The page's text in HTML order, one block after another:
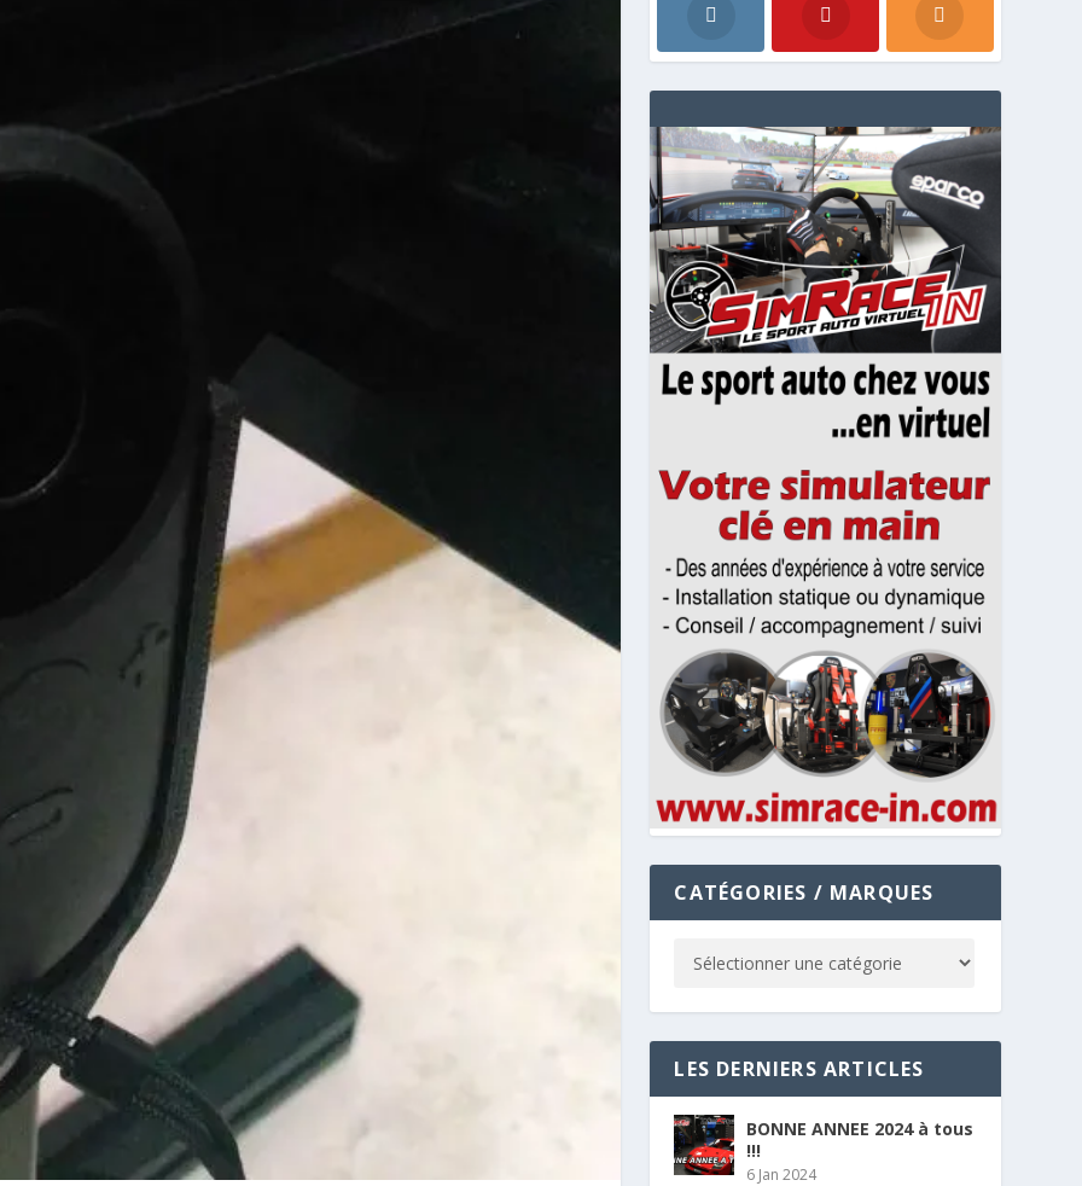
CATÉGORIES / MARQUES
LES DERNIERS ARTICLES
BONNE ANNEE 2024 à tous
!!!
6 Jan 2024